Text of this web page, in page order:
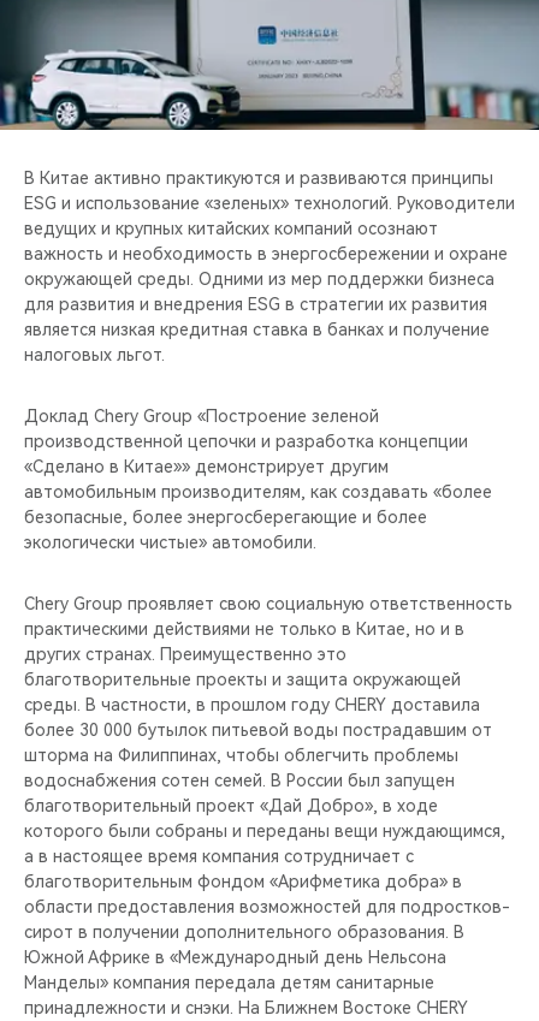
CHERY И СПОРТ
НАШИ МЕРОПРИЯТИЯ
ВИДЕООБЗОРЫ
CHERY ДЛЯ ДЕТЕЙ
В Китае активно практикуются и развиваются принципы
ESG и использование «зеленых» технологий. Руководители
ведущих и крупных китайских компаний осознают
важность и необходимость в энергосбережении и охране
окружающей среды. Одними из мер поддержки бизнеса
для развития и внедрения ESG в стратегии их развития
является низкая кредитная ставка в банках и получение
налоговых льгот.
Доклад Chery Group «Построение зеленой
производственной цепочки и разработка концепции
«Сделано в Китае»» демонстрирует другим
автомобильным производителям, как создавать «более
безопасные, более энергосберегающие и более
экологически чистые» автомобили.
Chery Group проявляет свою социальную ответственность
практическими действиями не только в Китае, но и в
других странах. Преимущественно это
благотворительные проекты и защита окружающей
среды. В частности, в прошлом году CHERY доставила
более 30 000 бутылок питьевой воды пострадавшим от
шторма на Филиппинах, чтобы облегчить проблемы
водоснабжения сотен семей. В России был запущен
благотворительный проект «Дай Добро», в ходе
которого были собраны и переданы вещи нуждающимся,
а в настоящее время компания сотрудничает с
благотворительным фондом «Арифметика добра» в
области предоставления возможностей для подростков-
сирот в получении дополнительного образования. В
Южной Африке в «Международный день Нельсона
Манделы» компания передала детям санитарные
принадлежности и снэки. На Ближнем Востоке CHERY